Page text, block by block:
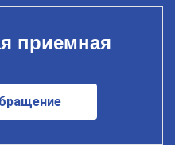
приемная